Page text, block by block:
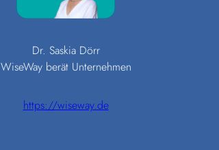
Dr. Saskia Dörr
WiseWay berät Unternehmen
https://wiseway.de